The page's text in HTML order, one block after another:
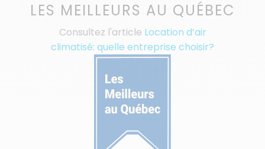
LES MEILLEURS AU QUÉBEC
Consultez l'article Location d’air
climatisé: quelle entreprise choisir?